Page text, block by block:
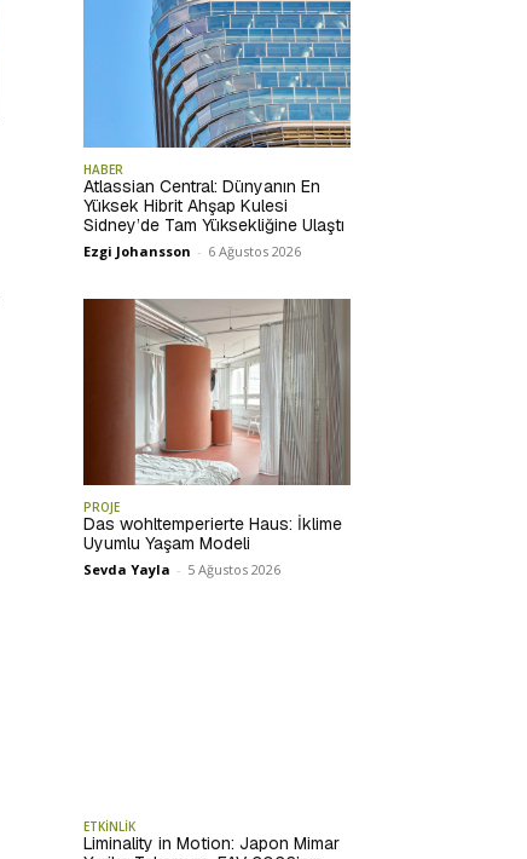
HABER
Atlassian Central: Dünyanın En
Yüksek Hibrit Ahşap Kulesi
Sidney’de Tam Yüksekliğine Ulaştı
Ezgi Johansson - 6 Ağustos 2026
PROJE
Das wohltemperierte Haus: İklime
Uyumlu Yaşam Modeli
Sevda Yayla - 5 Ağustos 2026
ETKİNLİK
Liminality in Motion: Japon Mimar